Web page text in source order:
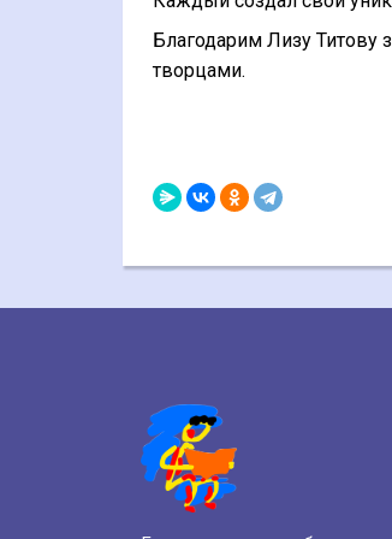
Благодарим Лизу Титову
творцами.